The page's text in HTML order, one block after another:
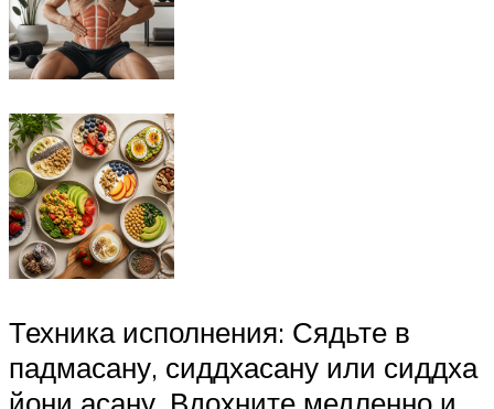
Техника исполнения: Сядьте в
падмасану, сиддхасану или сиддха